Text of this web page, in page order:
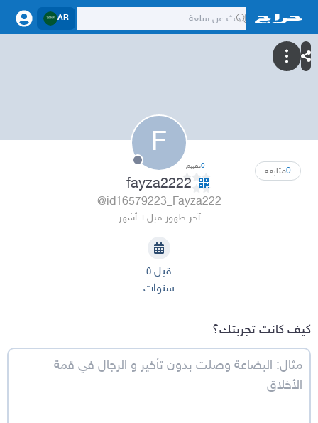
AR
F
0متابعة 0تقييم
fayza2222
@id16579223_Fayza222
آخر ظهور قبل ٦ أشهر
قبل ٥
سنوات
كيف كانت تجربتك؟